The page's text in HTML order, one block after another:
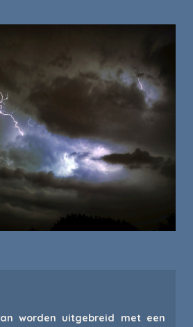
worden uitgebreid met een